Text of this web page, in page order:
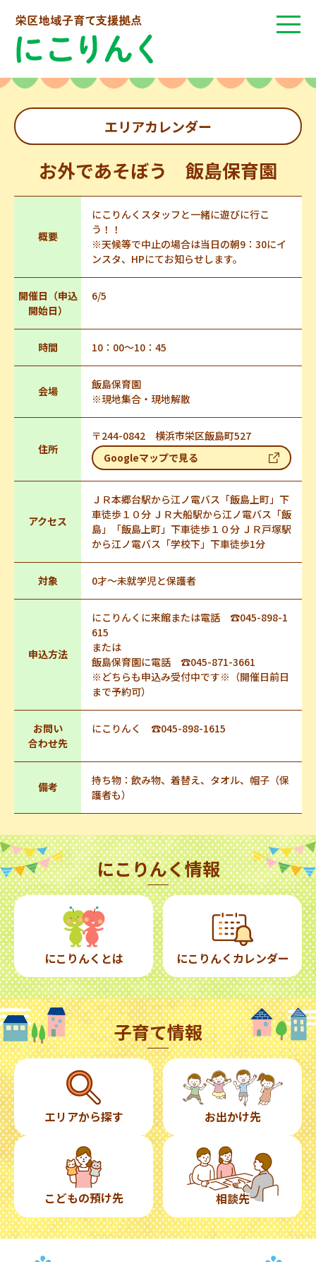
エリアカレンダー
お外であそぼう 飯島保育園
概要
にこりんくスタッフと一緒に遊びに行こ
う！！
※天候等で中止の場合は当日の朝9：30にイ
ンスタ、HPにてお知らせします。
開催日（申込
開始日）
6/5
時間 10：00～10：45
会場
飯島保育園
※現地集合・現地解散
住所
〒244-0842 横浜市栄区飯島町527
Googleマップで見る
アクセス
ＪＲ本郷台駅から江ノ電バス「飯島上町」下
車徒歩１０分 ＪＲ大船駅から江ノ電バス「飯
島」「飯島上町」下車徒歩１０分 ＪＲ戸塚駅
から江ノ電バス「学校下」下車徒歩1分
対象 0才～未就学児と保護者
申込方法
にこりんくに来館または電話 ☎045-898-1
615
または
飯島保育園に電話 ☎045-871-3661
※どちらも申込み受付中です※（開催日前日
まで予約可）
お問い
合わせ先
にこりんく ☎045-898-1615
備考
持ち物：飲み物、着替え、タオル、帽子（保
護者も）
にこりんく情報
にこりんくとは にこりんくカレンダー
子育て情報
エリアから探す お出かけ先
こどもの預け先 相談先